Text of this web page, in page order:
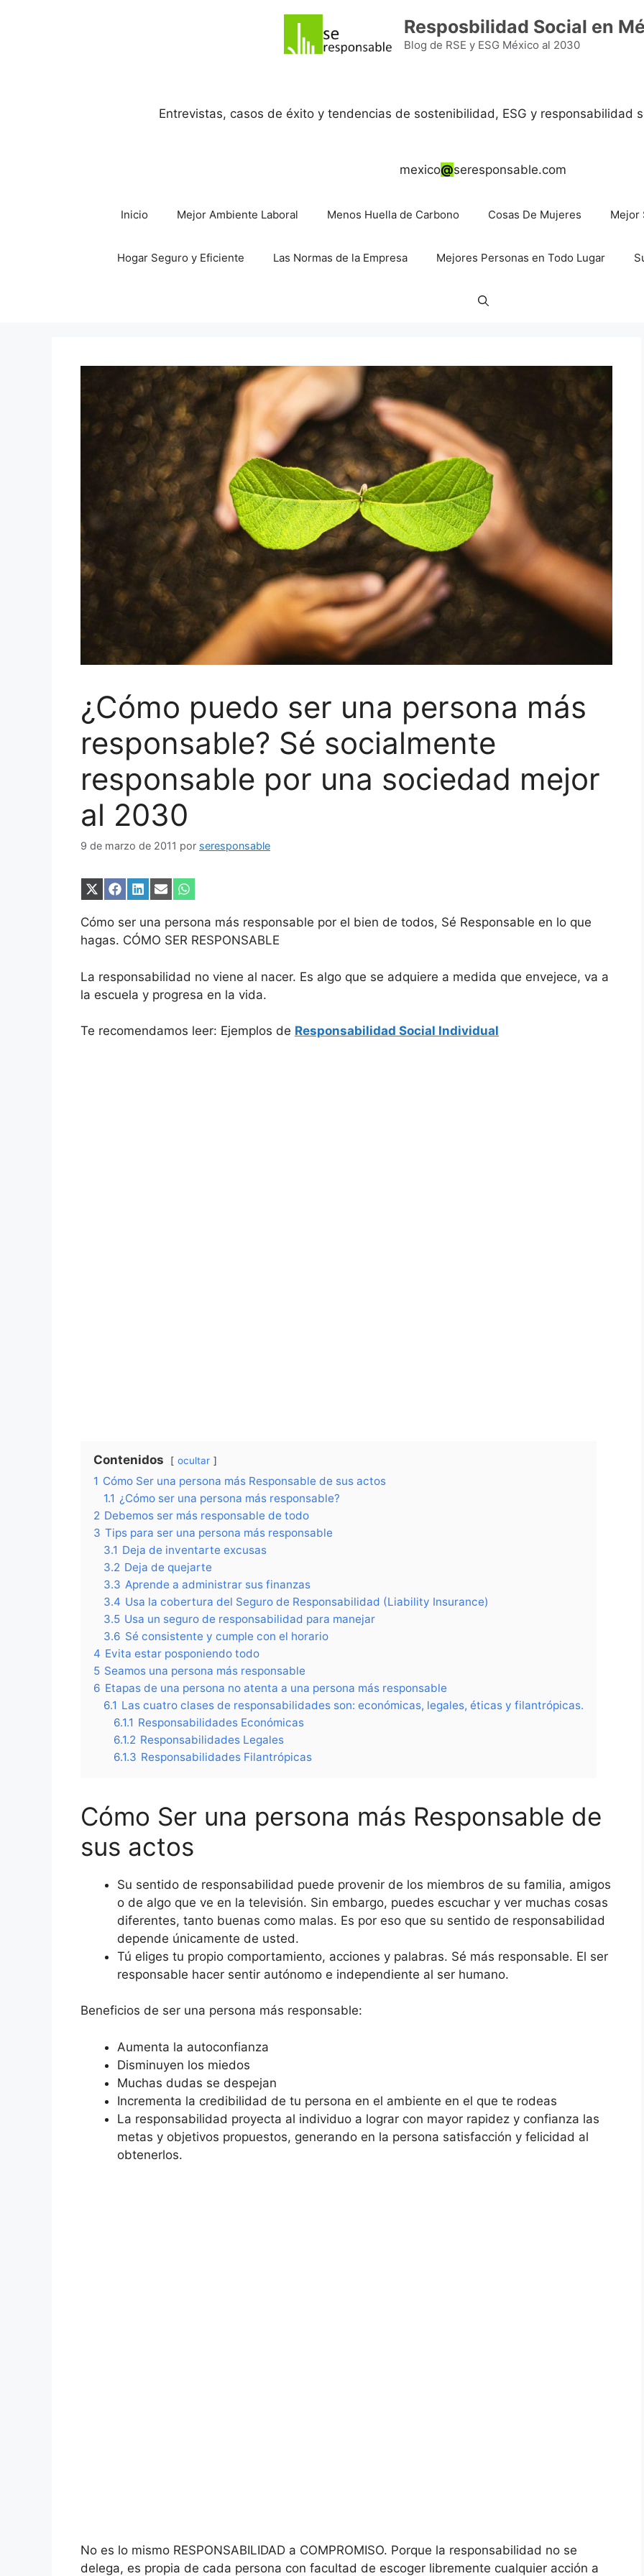
Resposbilidad Social en
Blog de RSE y ESG México al 2030
Entrevistas, casos de éxito y tendencias de sostenibilidad, ESG y responsabilidad
mexico@seresponsable.com
Inicio Mejor Ambiente Laboral Menos Huella de Carbono Cosas De Mujeres Mejor
Hogar Seguro y Eficiente Las Normas de la Empresa Mejores Personas en Todo Lugar
¿Cómo puedo ser una persona más
responsable? Sé socialmente
responsable por una sociedad mejor
al 2030
9 de marzo de 2011 por seresponsable
Compartir
X
(Twitter)
Compartir
Facebook
Compartir
LinkedIn
Compartir
Email
Compartir
WhatsApp
Cómo ser una persona más responsable por el bien de todos, Sé Responsable en lo que
hagas. CÓMO SER RESPONSABLE
La responsabilidad no viene al nacer. Es algo que se adquiere a medida que envejece, va a
la escuela y progresa en la vida.
Te recomendamos leer: Ejemplos de Responsabilidad Social Individual
Contenidos ocultar
1 Cómo Ser una persona más Responsable de sus actos
1.1 ¿Cómo ser una persona más responsable?
2 Debemos ser más responsable de todo
3 Tips para ser una persona más responsable
3.1 Deja de inventarte excusas
3.2 Deja de quejarte
3.3 Aprende a administrar sus finanzas
3.4 Usa la cobertura del Seguro de Responsabilidad (Liability Insurance)
3.5 Usa un seguro de responsabilidad para manejar
3.6 Sé consistente y cumple con el horario
4 Evita estar posponiendo todo
5 Seamos una persona más responsable
6 Etapas de una persona no atenta a una persona más responsable
6.1 Las cuatro clases de responsabilidades son: económicas, legales, éticas y filantrópicas.
6.1.1 Responsabilidades Económicas
6.1.2 Responsabilidades Legales
6.1.3 Responsabilidades Filantrópicas
Cómo Ser una persona más Responsable de
sus actos
Su sentido de responsabilidad puede provenir de los miembros de su familia, amigos
o de algo que ve en la televisión. Sin embargo, puedes escuchar y ver muchas cosas
diferentes, tanto buenas como malas. Es por eso que su sentido de responsabilidad
depende únicamente de usted.
Tú eliges tu propio comportamiento, acciones y palabras. Sé más responsable. El ser
responsable hacer sentir autónomo e independiente al ser humano.
Beneficios de ser una persona más responsable:
Aumenta la autoconfianza
Disminuyen los miedos
Muchas dudas se despejan
Incrementa la credibilidad de tu persona en el ambiente en el que te rodeas
La responsabilidad proyecta al individuo a lograr con mayor rapidez y confianza las
metas y objetivos propuestos, generando en la persona satisfacción y felicidad al
obtenerlos.
No es lo mismo RESPONSABILIDAD a COMPROMISO. Porque la responsabilidad no se
delega, es propia de cada persona con facultad de escoger libremente cualquier acción a